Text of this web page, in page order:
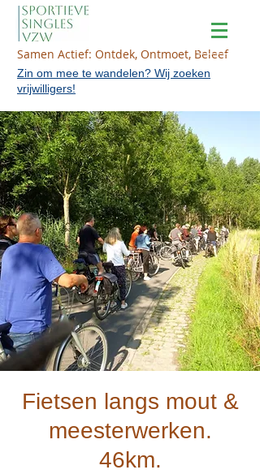
Samen Actief: Ontdek, Ontmoet, Beleef
Zin om mee te wandelen? Wij zoeken
vrijwilligers!
Fietsen langs mout &
meesterwerken.
46km.